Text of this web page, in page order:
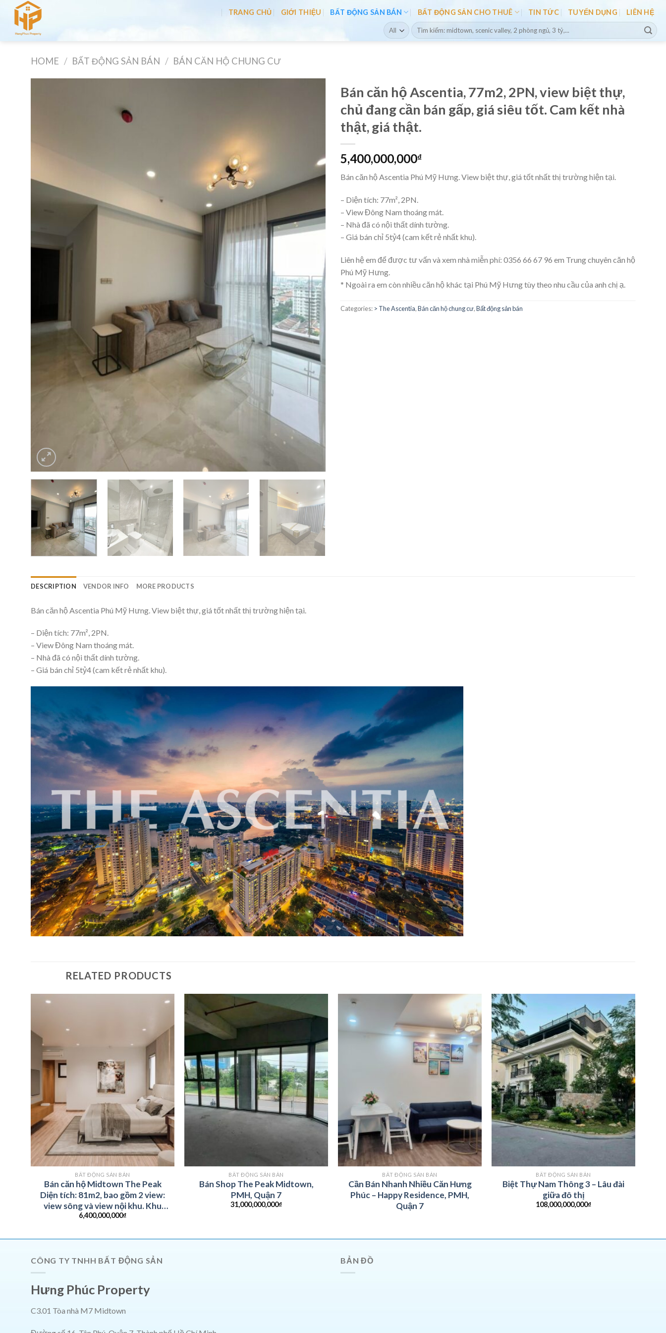
content
TRANG CHỦ GIỚI THIỆU BẤT ĐỘNG SẢN BÁN BẤT ĐỘNG SẢN CHO THUÊ TIN TỨC TUYỂN DỤNG LIÊN HỆ
Search
for:
HOME / BẤT ĐỘNG SẢN BÁN / BÁN CĂN HỘ CHUNG CƯ
Bán căn hộ Ascentia, 77m2, 2PN, view biệt thự,
chủ đang cần bán gấp, giá siêu tốt. Cam kết nhà
thật, giá thật.
5,400,000,000₫
Bán căn hộ Ascentia Phú Mỹ Hưng. View biệt thự, giá tốt nhất thị trường hiện tại.
– Diện tích: 77m², 2PN.
– View Đông Nam thoáng mát.
– Nhà đã có nội thất dính tường.
– Giá bán chỉ 5tỷ4 (cam kết rẻ nhất khu).
Liên hệ em để được tư vấn và xem nhà miễn phí: 0356 66 67 96 em Trung chuyên căn hộ
Phú Mỹ Hưng.
* Ngoài ra em còn nhiều căn hộ khác tại Phú Mỹ Hưng tùy theo nhu cầu của anh chị ạ.
Categories: > The Ascentia,Bán căn hộ chung cư,Bất động sản bán
DESCRIPTION VENDOR INFO MORE PRODUCTS
Bán căn hộ Ascentia Phú Mỹ Hưng. View biệt thự, giá tốt nhất thị trường hiện tại.
– Diện tích: 77m², 2PN.
– View Đông Nam thoáng mát.
– Nhà đã có nội thất dính tường.
– Giá bán chỉ 5tỷ4 (cam kết rẻ nhất khu).
RELATED PRODUCTS
BẤT ĐỘNG SẢN BÁN
Bán căn hộ Midtown The Peak
Diện tích: 81m2, bao gồm 2 view:
view sông và view nội khu. Khu
biệt lập yên tĩnh. Căn hộ đã full nội
6,400,000,000₫
BẤT ĐỘNG SẢN BÁN
Bán Shop The Peak Midtown,
PMH, Quận 7
31,000,000,000₫
BẤT ĐỘNG SẢN BÁN
Cần Bán Nhanh Nhiều Căn Hưng
Phúc – Happy Residence, PMH,
Quận 7
BẤT ĐỘNG SẢN BÁN
Biệt Thự Nam Thông 3 – Lâu đài
giữa đô thị
108,000,000,000₫
CÔNG TY TNHH BẤT ĐỘNG SẢN
Hưng Phúc Property
C3.01 Tòa nhà M7 Midtown
BẢN ĐỒ